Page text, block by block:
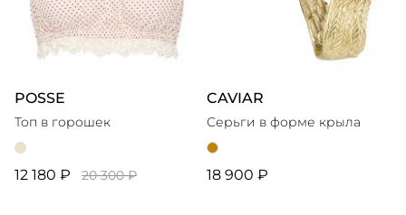
POSSE
Топ в горошек
12 180 ₽ 20 300 ₽
CAVIAR
Серьги в форме крыла
18 900 ₽